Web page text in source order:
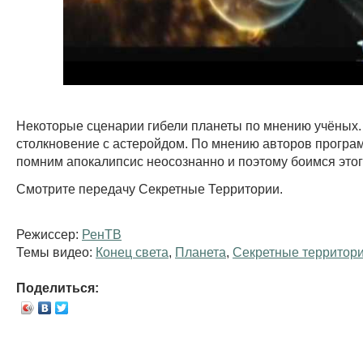
Некоторые сценарии гибели планеты по мнению
столкновение с астеройдом. По мнению авторов
помним апокалипсис неосознанно и поэтому боимся
Смотрите передачу Секретные Территории.
Режиссер: РенТВ
Темы видео: Конец света Планета Секретные
Поделиться: